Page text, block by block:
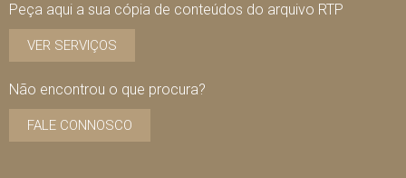
Peça aqui a sua cópia de conteúdos do arquivo RTP
VER SERVIÇOS
Não encontrou o que procura?
FALE CONNOSCO